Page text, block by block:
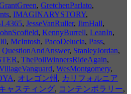
, GretchenParlato,
, IMAGINARYSTORY,
, JesseVanRuller, JimHall,
, KennyBurrell, LeanIn,
, McIntosh, PacoDelucia, Pass,
QuestionAndAnswer, StanleyJordan,
, ThePollWinnersRideAgain,
, WesMontgomery,
, オレゴン州 , カリフォルニア
ャスティング, コンテンポラリー,